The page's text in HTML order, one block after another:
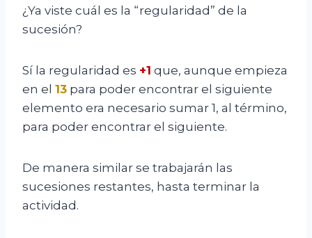
¿Ya viste cuál es la “regularidad” de la
sucesión?
Sí la regularidad es +1 que, aunque empieza
en el 13 para poder encontrar el siguiente
elemento era necesario sumar 1, al término,
para poder encontrar el siguiente.
De manera similar se trabajarán las
sucesiones restantes, hasta terminar la
actividad.